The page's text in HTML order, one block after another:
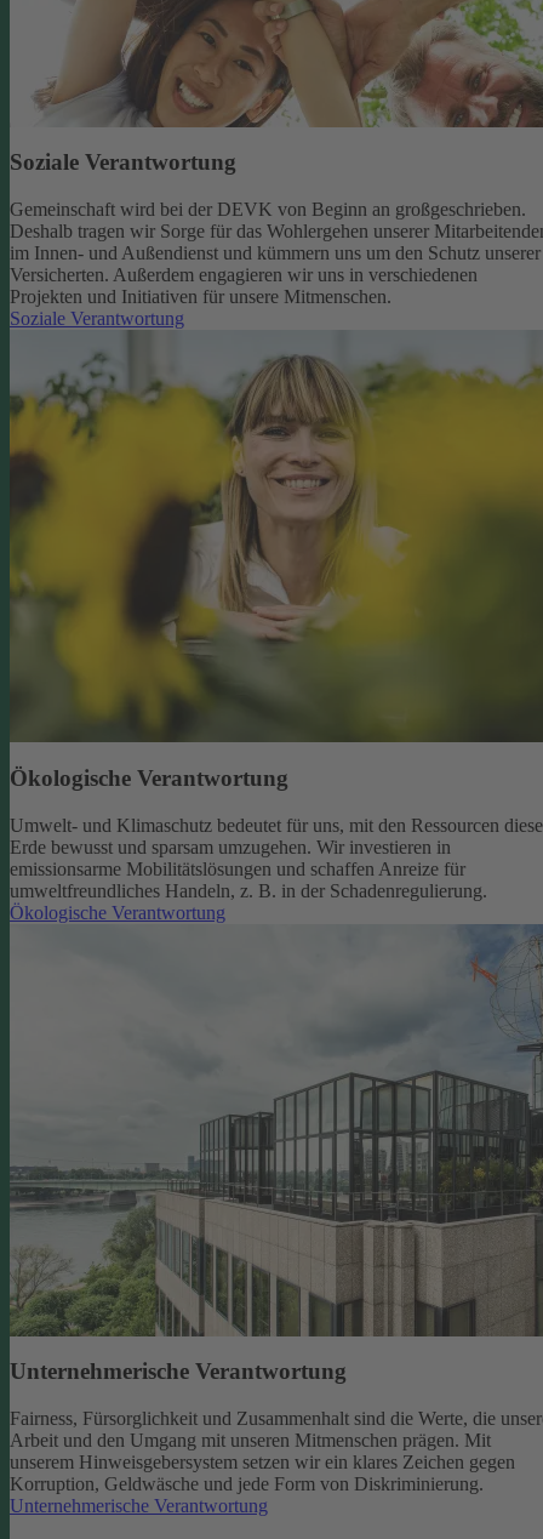
Soziale Verantwortung
Gemeinschaft wird bei der DEVK von Beginn an großgeschrieben.
Deshalb tragen wir Sorge für das Wohlergehen unserer
im Innen- und Außendienst und kümmern uns um den Schutz unserer
Versicherten. Außerdem engagieren wir uns in verschiedenen
Projekten und Initiativen für unsere Mitmenschen.
Soziale Verantwortung
Ökologische Verantwortung
Umwelt- und Klimaschutz bedeutet für uns, mit den Ressourcen
Erde bewusst und sparsam umzugehen. Wir investieren in
emissionsarme Mobilitätslösungen und schaffen Anreize für
umweltfreundliches Handeln, z. B. in der Schadenregulierung.
Ökologische Verantwortung
Unternehmerische Verantwortung
Fairness, Fürsorglichkeit und Zusammenhalt sind die Werte, die
Arbeit und den Umgang mit unseren Mitmenschen prägen. Mit
unserem Hinweisgebersystem setzen wir ein klares Zeichen gegen
Korruption, Geldwäsche und jede Form von Diskriminierung.
Unternehmerische Verantwortung